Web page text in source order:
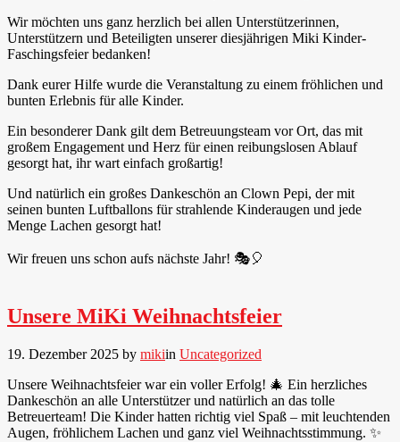
Wir möchten uns ganz herzlich bei allen Unterstützerinnen,
Unterstützern und Beteiligten unserer diesjährigen Miki Kinder-
Faschingsfeier bedanken!
Dank eurer Hilfe wurde die Veranstaltung zu einem fröhlichen und
bunten Erlebnis für alle Kinder.
Ein besonderer Dank gilt dem Betreuungsteam vor Ort, das mit
großem Engagement und Herz für einen reibungslosen Ablauf
gesorgt hat, ihr wart einfach großartig!
Und natürlich ein großes Dankeschön an Clown Pepi, der mit
seinen bunten Luftballons für strahlende Kinderaugen und jede
Menge Lachen gesorgt hat!
Wir freuen uns schon aufs nächste Jahr! 🎭🎈
Unsere MiKi Weihnachtsfeier
19. Dezember 2025 by mikiin Uncategorized
Unsere Weihnachtsfeier war ein voller Erfolg! 🎄 Ein herzliches
Dankeschön an alle Unterstützer und natürlich an das tolle
Betreuerteam! Die Kinder hatten richtig viel Spaß – mit leuchtenden
Augen, fröhlichem Lachen und ganz viel Weihnachtsstimmung. ✨